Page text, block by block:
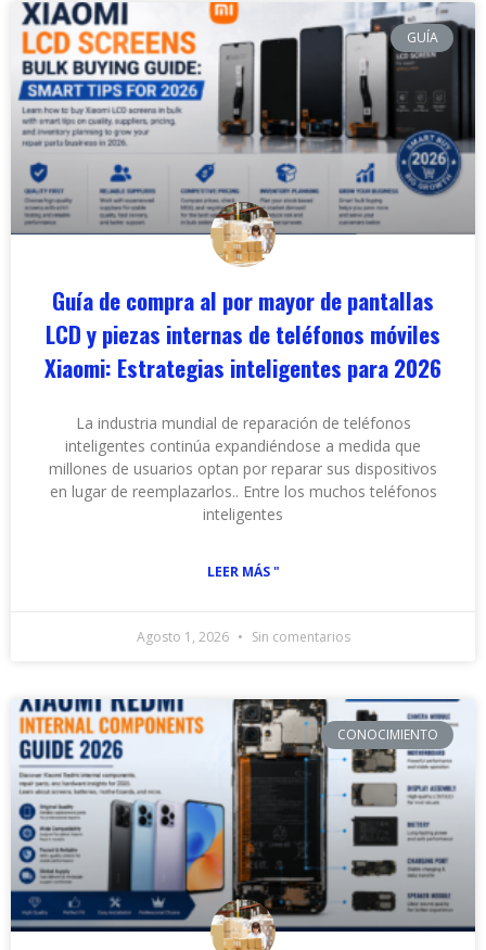
GUÍA
Guía de compra al por mayor de pantallas
LCD y piezas internas de teléfonos móviles
Xiaomi: Estrategias inteligentes para 2026
La industria mundial de reparación de teléfonos
inteligentes continúa expandiéndose a medida que
millones de usuarios optan por reparar sus dispositivos
en lugar de reemplazarlos.. Entre los muchos teléfonos
inteligentes
LEER MÁS "
Agosto 1, 2026 Sin comentarios
CONOCIMIENTO